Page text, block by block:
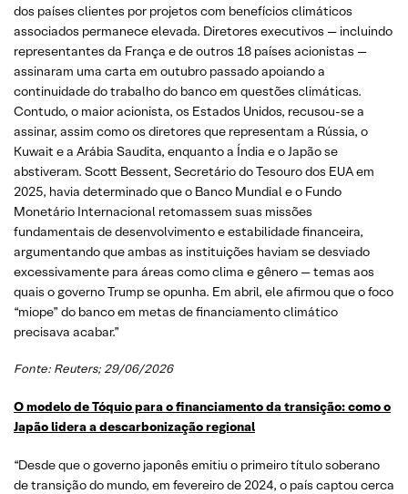
dos países clientes por projetos com benefícios climáticos
associados permanece elevada. Diretores executivos — incluindo
representantes da França e de outros 18 países acionistas —
assinaram uma carta em outubro passado apoiando a
continuidade do trabalho do banco em questões climáticas.
Contudo, o maior acionista, os Estados Unidos, recusou-se a
assinar, assim como os diretores que representam a Rússia, o
Kuwait e a Arábia Saudita, enquanto a Índia e o Japão se
abstiveram. Scott Bessent, Secretário do Tesouro dos EUA em
2025, havia determinado que o Banco Mundial e o Fundo
Monetário Internacional retomassem suas missões
fundamentais de desenvolvimento e estabilidade financeira,
argumentando que ambas as instituições haviam se desviado
excessivamente para áreas como clima e gênero — temas aos
quais o governo Trump se opunha. Em abril, ele afirmou que o foco
“miope” do banco em metas de financiamento climático
precisava acabar.”
Fonte: Reuters; 29/06/2026
O modelo de Tóquio para o financiamento da transição: como o
Japão lidera a descarbonização regional
“Desde que o governo japonês emitiu o primeiro título soberano
de transição do mundo, em fevereiro de 2024, o país captou cerca